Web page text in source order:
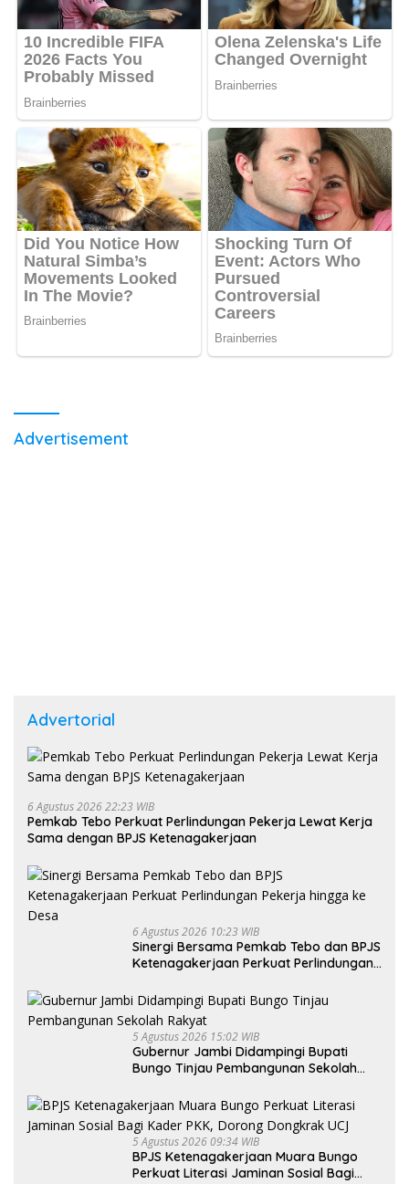
Advertisement
Advertorial
6 Agustus 2026 22:23 WIB
Pemkab Tebo Perkuat Perlindungan Pekerja Lewat Kerja
Sama dengan BPJS Ketenagakerjaan
6 Agustus 2026 10:23 WIB
Sinergi Bersama Pemkab Tebo dan BPJS
Ketenagakerjaan Perkuat Perlindungan
5 Agustus 2026 15:02 WIB
Gubernur Jambi Didampingi Bupati
Bungo Tinjau Pembangunan Sekolah
5 Agustus 2026 09:34 WIB
BPJS Ketenagakerjaan Muara Bungo
Perkuat Literasi Jaminan Sosial Bagi